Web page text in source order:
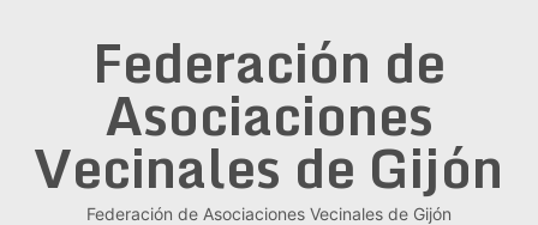
Federación de
Asociaciones
Vecinales de Gijón
Federación de Asociaciones Vecinales de Gijón